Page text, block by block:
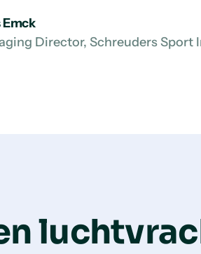
Emck
Director, Schreuders Sport